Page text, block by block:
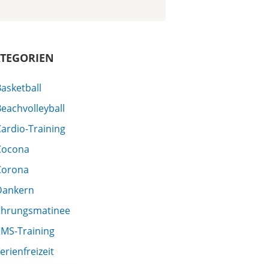
Training
Training